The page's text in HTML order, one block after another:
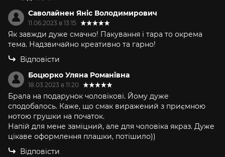
Саволайнен Яніс Володимирович
11.06.2023 в 13:15
Як завжди дуже смачно! Пакування і тара то окрема
тема. Надзвичайно креативно та гарно!
Відповісти
Боцюрко Уляна Романівна
18.03.2023 в 11:20
Брала на подарунок чоловікові. Йому дуже
сподобалось. Каже, що смак виражений з приємною
нотою грушки на початок.
Напій для мене заміцний, але для чоловіка якраз. Дуже
цікаве оформлення плашки, потішило))
Відповісти